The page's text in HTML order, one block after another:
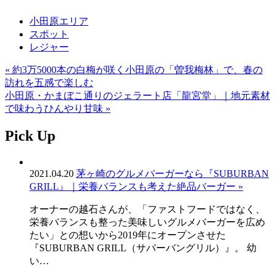
小田原エリア
スポット
レジャー
投
稿
ナ
ビ
« 約3万5000本の白梅が咲く小田原の「曽我梅林」で、春の
訪れを五感で楽しむ
小田原・かまぼこ通りのジェラート店「龍宮堂」｜地元素材
で味わうひんやり甘味 »
Pick Up
2021.04.20 茅ヶ崎のグルメバーガーなら『SUBURBAN
GRILL』｜栄養バランスも考えた絶品バーガー »
オーナーの越石さんが、「ファストフードではなく、
栄養バランスも整った美味しいグルメバーガーを広め
たい」との想いから2019年にオープンさせた
『SUBURBAN GRILL（サバーバングリル）』。 幼
い…